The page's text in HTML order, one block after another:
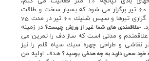
مسابقات به صورت 60 تير برگزار مي شود كه بسيار سخت و طاقت
فرساست و ساچمه گزاري تيرها و سپس شليك 60 تير در مدت 75
-علاقمندي هاي شما غير از ورزش چيست؟در زمينه
و مدتي است كه ساز دف را تمرين مي
نقاشي و طراحي چهره سبك سياه قلم را نيز
خود سعي داريد به چه هدفي برسيد ؟هدف اوليه من